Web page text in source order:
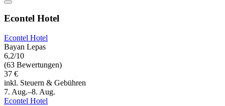
Econtel Hotel
Econtel Hotel
Bayan Lepas
6,2/10
(63 Bewertungen)
37 €
inkl. Steuern & Gebühren
7. Aug.–8. Aug.
Econtel Hotel